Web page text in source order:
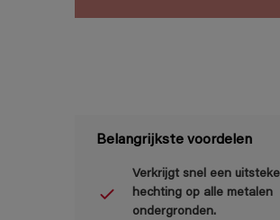
Belangrijkste voordelen
Verkrijgt snel een
hechting op alle metalen
ondergronden.